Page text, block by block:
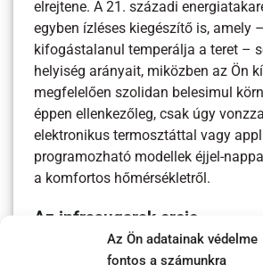
Az Ön adatainak védelme
fontos a számunkra
elrejtene. A 21. századi
egyben ízléses kiegészítő is, amely
kifogástalanul temperálja a teret –
helyiség arányait, miközben az Ön
megfelelően szolidan belesimul
éppen ellenkezőleg, csak úgy
elektronikus termosztáttal vagy
programozható modellek éjjel-
a komfortos hőmérsékletről.
Az infrasugarak ereje
A lakószobákon túl teraszra,
de akár a nyaraló fürdőszobájába is